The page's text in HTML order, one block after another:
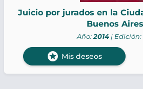
Juicio por jurados en la
Buenos Aires
Año:2014| Edición:
stars Mis deseos